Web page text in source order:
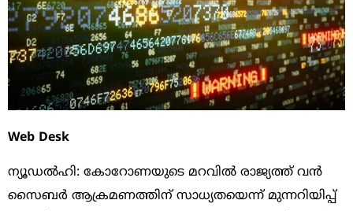
Web Desk
ന്യൂഡല്‍ഹി: കോറോണയുടെ മറവില്‍ രാജ്യത്ത് വന്‍
സൈബര്‍ ആക്രമണത്തിന് സാധ്യതയെന്ന് മുന്നറിയിപ്പ്